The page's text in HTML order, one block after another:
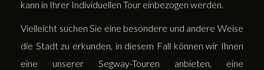
kann in Ihrer Individuellen Tour einbezogen werden.
Vielleicht suchen Sie eine besondere und andere Weise
die Stadt zu erkunden, in diesem Fall können wir Ihnen
eine unserer Segway-Touren anbieten, eine